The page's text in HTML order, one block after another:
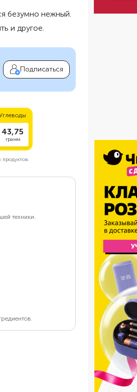
безумно нежный.
и другое.
Подписаться
43,75
грамм
техники.